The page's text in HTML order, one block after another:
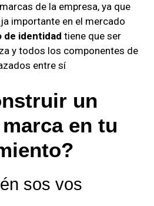
de la empresa, ya que
importante en el mercado
de identidad tiene que ser
y todos los componentes de
entre sí
un
en tu
sos vos